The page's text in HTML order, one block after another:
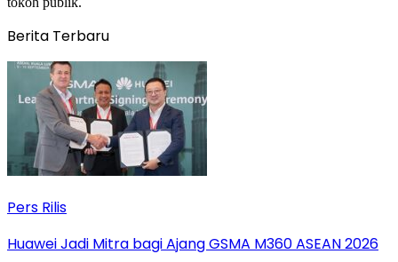
Berita Terbaru
Pers Rilis
Huawei Jadi Mitra bagi Ajang GSMA M360 ASEAN 2026